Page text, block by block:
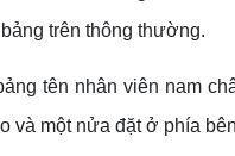
trên thông thường.
tên nhân viên nam
và một nửa đặt ở phía